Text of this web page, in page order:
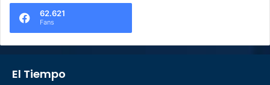
62.621
Fans
El Tiempo